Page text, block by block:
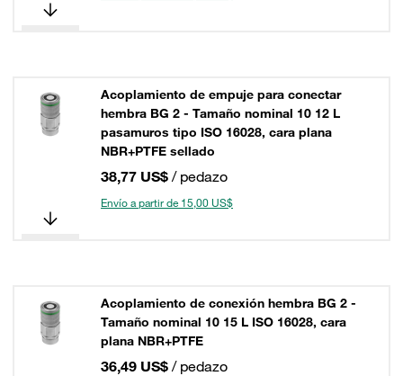
Acoplamiento de empuje para conectar
hembra BG 2 - Tamaño nominal 10 12 L
pasamuros tipo ISO 16028, cara plana
NBR+PTFE sellado
38,77 US$ / pedazo
Envío a partir de 15,00 US$
Acoplamiento de conexión hembra BG 2 -
Tamaño nominal 10 15 L ISO 16028, cara
plana NBR+PTFE
36,49 US$ / pedazo